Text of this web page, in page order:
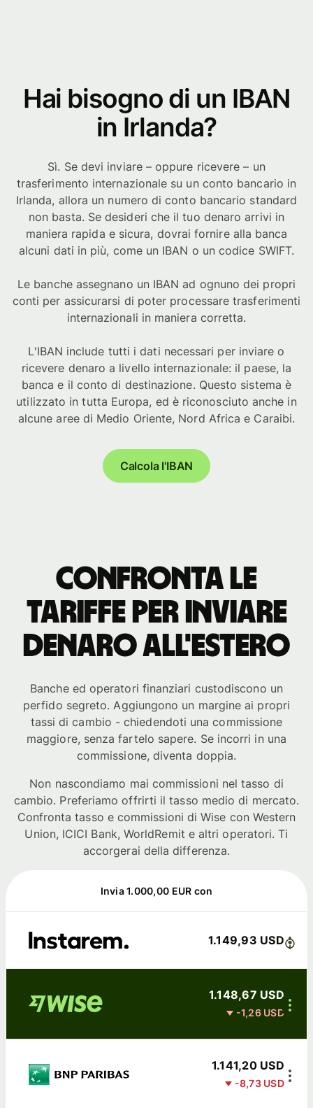
Hai bisogno di un IBAN
in Irlanda?
Sì. Se devi inviare – oppure ricevere – un
trasferimento internazionale su un conto bancario in
Irlanda, allora un numero di conto bancario standard
non basta. Se desideri che il tuo denaro arrivi in
maniera rapida e sicura, dovrai fornire alla banca
alcuni dati in più, come un IBAN o un codice SWIFT.
Le banche assegnano un IBAN ad ognuno dei propri
conti per assicurarsi di poter processare trasferimenti
internazionali in maniera corretta.
L'IBAN include tutti i dati necessari per inviare o
ricevere denaro a livello internazionale: il paese, la
banca e il conto di destinazione. Questo sistema è
utilizzato in tutta Europa, ed è riconosciuto anche in
alcune aree di Medio Oriente, Nord Africa e Caraibi.
Calcola l'IBAN
Confronta le
tariffe per inviare
denaro all'estero
Banche ed operatori finanziari custodiscono un
perfido segreto. Aggiungono un margine ai propri
tassi di cambio - chiedendoti una commissione
maggiore, senza fartelo sapere. Se incorri in una
commissione, diventa doppia.
Non nascondiamo mai commissioni nel tasso di
cambio. Preferiamo offrirti il tasso medio di mercato.
Confronta tasso e commissioni di Wise con Western
Union, ICICI Bank, WorldRemit e altri operatori. Ti
accorgerai della differenza.
Invia 1.000,00 EUR con
1.149,93 USD
1.148,67 USD
-1,26 USD
1.141,20 USD
-8,73 USD